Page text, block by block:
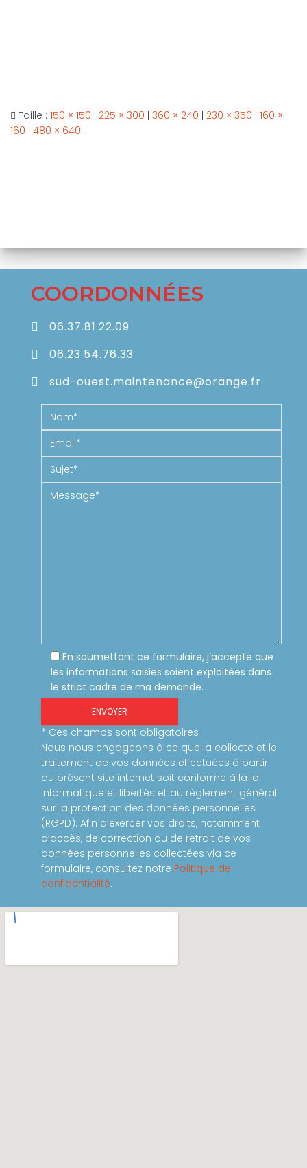
Taille : 150 × 150 | 225 × 300 | 360 × 240 | 230 × 350 | 160 ×
160 | 480 × 640
COORDONNÉES
06.37.81.22.09
06.23.54.76.33
sud-ouest.maintenance@orange.fr
En soumettant ce formulaire, j’accepte que
les informations saisies soient exploitées dans
le strict cadre de ma demande.
* Ces champs sont obligatoires
Nous nous engageons à ce que la collecte et le
traitement de vos données effectuées à partir
du présent site internet soit conforme à la loi
informatique et libertés et au règlement général
sur la protection des données personnelles
(RGPD). Afin d’exercer vos droits, notamment
d’accès, de correction ou de retrait de vos
données personnelles collectées via ce
formulaire, consultez notre Politique de
confidentialité.